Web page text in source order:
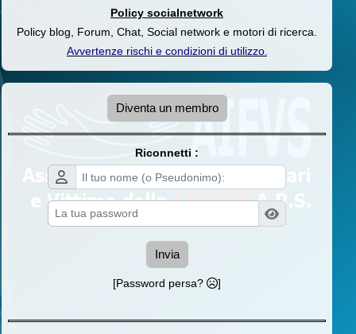
Policy socialnetwork
Policy blog, Forum, Chat, Social network e motori di ricerca.
Avvertenze rischi e condizioni di utilizzo.
Diventa un membro
Riconnetti :
Invia
[Password persa? ]